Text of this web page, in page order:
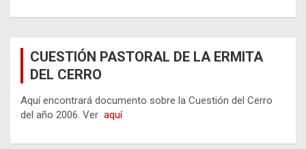
CUESTIÓN PASTORAL DE LA ERMITA
DEL CERRO
Aquí encontrará documento sobre la Cuestión del Cerro
del año 2006. Ver aquí